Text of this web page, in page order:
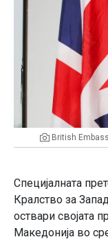
British
Специјалната
Кралство за
оствари својата
Македонија во